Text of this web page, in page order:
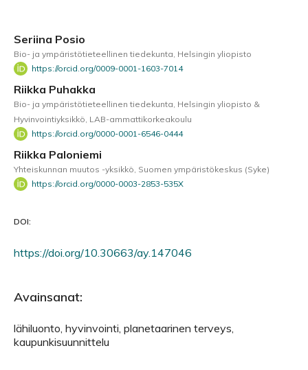
Seriina Posio
Bio- ja ympäristötieteellinen tiedekunta, Helsingin yliopisto
https://orcid.org/0009-0001-1603-7014
Riikka Puhakka
Bio- ja ympäristötieteellinen tiedekunta, Helsingin yliopisto &
Hyvinvointiyksikkö, LAB-ammattikorkeakoulu
https://orcid.org/0000-0001-6546-0444
Riikka Paloniemi
Yhteiskunnan muutos -yksikkö, Suomen ympäristökeskus (Syke)
https://orcid.org/0000-0003-2853-535X
DOI:
https://doi.org/10.30663/ay.147046
Avainsanat:
lähiluonto, hyvinvointi, planetaarinen terveys,
kaupunkisuunnittelu